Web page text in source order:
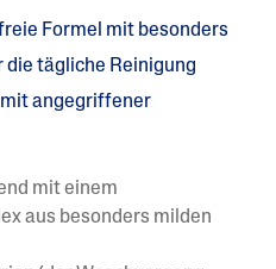
Formel mit besonders
die tägliche Reinigung
angegriffener
mit einem
aus besonders milden